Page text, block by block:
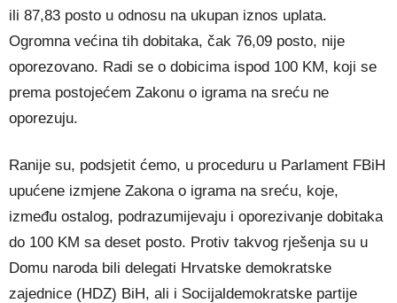
ili 87,83 posto u odnosu na ukupan iznos uplata.
Ogromna većina tih dobitaka, čak 76,09 posto, nije
oporezovano. Radi se o dobicima ispod 100 KM, koji se
prema postojećem Zakonu o igrama na sreću ne
oporezuju.
Ranije su, podsjetit ćemo, u proceduru u Parlament FBiH
upućene izmjene Zakona o igrama na sreću, koje,
između ostalog, podrazumijevaju i oporezivanje dobitaka
do 100 KM sa deset posto. Protiv takvog rješenja su u
Domu naroda bili delegati Hrvatske demokratske
zajednice (HDZ) BiH, ali i Socijaldemokratske partije